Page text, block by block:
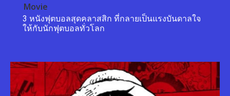
Movie
3 หนังฟุตบอลสุดคลาสสิก ที่กลายเป็นแรงบันดาลใจ
ให้กับนักฟุตบอลทั่วโลก